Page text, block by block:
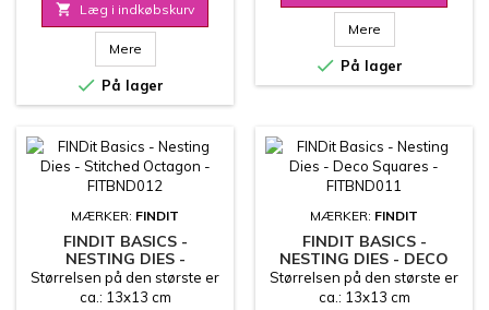
 Læg i indkøbskurv
Mere
 På lager
Mere
 På lager
MÆRKER: FINDIT
FINDIT BASICS -
NESTING DIES -
STITCHED OCTAGON -
FITBND012
Størrelsen på den største er
ca.: 13x13 cm
MÆRKER: FINDIT
FINDIT BASICS -
NESTING DIES - DECO
SQUARES - FITBND011
Størrelsen på den største er
ca.: 13x13 cm